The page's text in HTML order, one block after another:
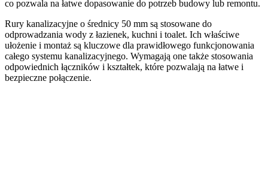
co pozwala na łatwe dopasowanie do potrzeb budowy lub remontu.
Rury kanalizacyjne o średnicy 50 mm są stosowane do
odprowadzania wody z łazienek, kuchni i toalet. Ich właściwe
ułożenie i montaż są kluczowe dla prawidłowego funkcjonowania
całego systemu kanalizacyjnego. Wymagają one także stosowania
odpowiednich łączników i kształtek, które pozwalają na łatwe i
bezpieczne połączenie.